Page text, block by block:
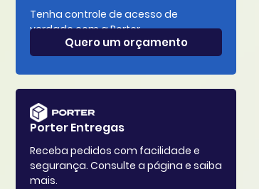
Tenha controle de acesso de
verdade com a Porter.
Quero um orçamento
Porter Entregas
Receba pedidos com facilidade e
segurança. Consulte a página e saiba
mais.